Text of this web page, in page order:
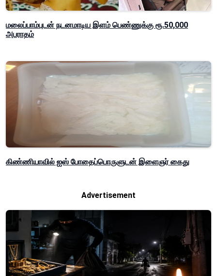
மலைப்பாம்புடன் நடனமாடிய இளம் பெண்ணுக்கு ரூ.50,000
அபராதம்
கிண்ணியாவில் ஐஸ் போதைப்பொருளுடன் இளைஞர் கைது
Advertisement